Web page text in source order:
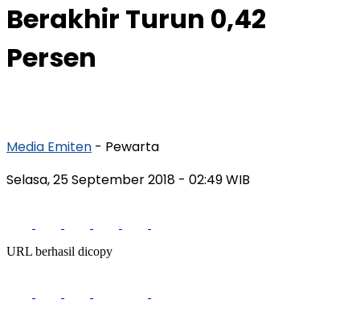
Berakhir Turun 0,42
Persen
Media Emiten - Pewarta
Selasa, 25 September 2018 - 02:49 WIB
URL berhasil dicopy